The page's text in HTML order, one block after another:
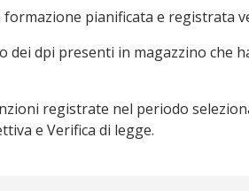
pianificata e
dei dpi presenti in magazzino
registrate nel periodo
e Verifica di legge.